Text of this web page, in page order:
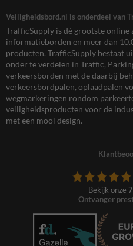
Veiligheidsbord.nl is onderdeel van
TrafficSupply is dé grootste online
informatieborden en meer dan
producten. TrafficSupply bestaat
onder te verdelen in Traffic,
verkeersborden met de daarbij
verkeersbordpalen, oplaadpalen
wegmarkeringen rondom
veiligheidsproducten voor de
met een mooi design.
Bekijk onze
Ontvanger